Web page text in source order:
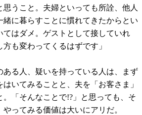
思うこと。夫婦といっても所詮、他人
緒に暮らすことに慣れてきたからとい
てはダメ。ゲストとして接していれ
も変わってくるはずです」
ある人、疑いを持っている人は、まず
いてみることと、夫を「お客さま」
。「そんなことで!?」と思っても、そ
ってみる価値は大いにアリだ。